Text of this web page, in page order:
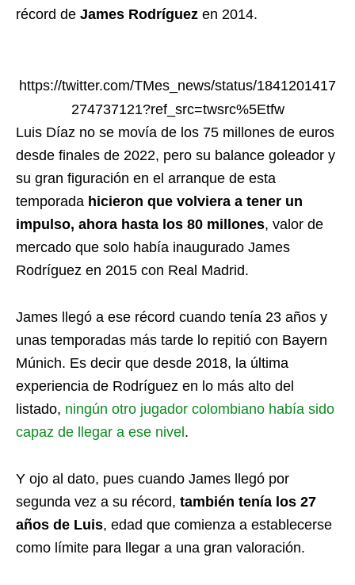
récord de James Rodríguez en 2014.
https://twitter.com/TMes_news/status/1841201417
274737121?ref_src=twsrc%5Etfw
Luis Díaz no se movía de los 75 millones de euros
desde finales de 2022, pero su balance goleador y
su gran figuración en el arranque de esta
temporada hicieron que volviera a tener un
impulso, ahora hasta los 80 millones, valor de
mercado que solo había inaugurado James
Rodríguez en 2015 con Real Madrid.
James llegó a ese récord cuando tenía 23 años y
unas temporadas más tarde lo repitió con Bayern
Múnich. Es decir que desde 2018, la última
experiencia de Rodríguez en lo más alto del
listado, ningún otro jugador colombiano había sido
capaz de llegar a ese nivel .
Y ojo al dato, pues cuando James llegó por
segunda vez a su récord, también tenía los 27
años de Luis, edad que comienza a establecerse
como límite para llegar a una gran valoración.